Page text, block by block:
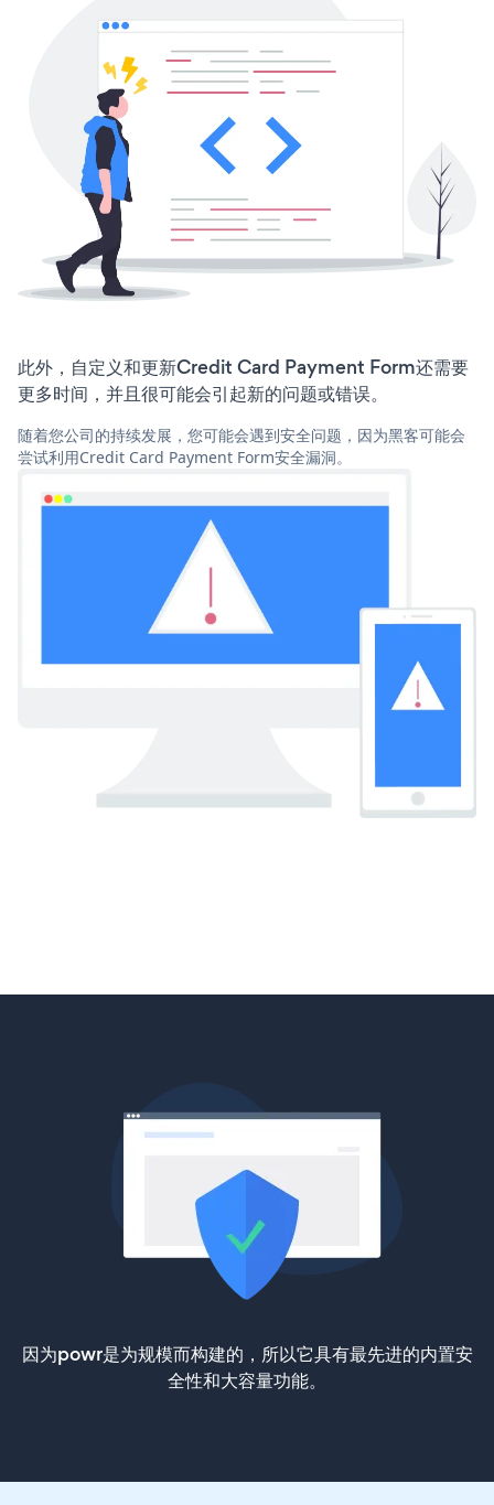
此外，自定义和更新Credit Card Payment Form还需要
更多时间，并且很可能会引起新的问题或错误。
随着您公司的持续发展，您可能会遇到安全问题，因为黑客可能会
尝试利用Credit Card Payment Form安全漏洞。
因为powr是为规模而构建的，所以它具有最先进的内置安
全性和大容量功能。